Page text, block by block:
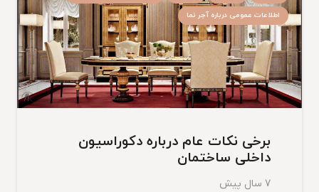
اطلاعات عمومی درباره آجر نما
برخی نکات عام درباره دکوراسیون
داخلی ساختمان
7 سال پیش